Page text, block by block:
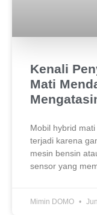
Kenali
Mati
Mobil hybrid
terjadi karena
mesin bensin
sensor yang
Mimin DOMO